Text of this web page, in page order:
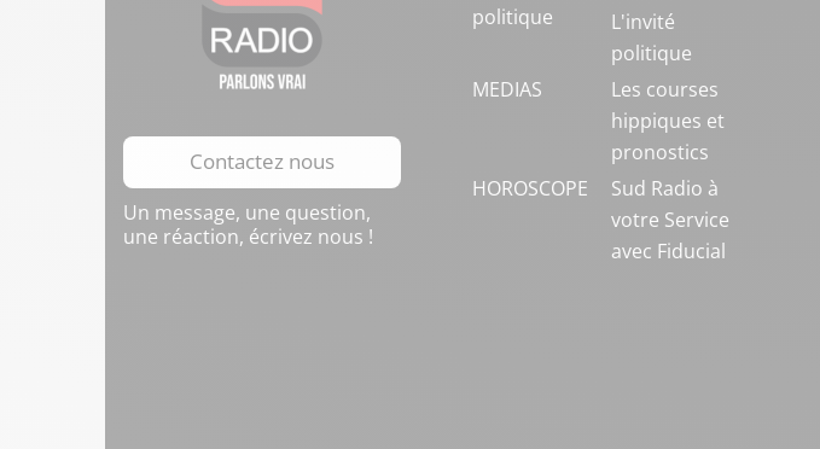
Contactez nous
Un message, une question,
une réaction, écrivez nous !
politique
L'invité
politique
MEDIAS
Les courses
hippiques et
pronostics
HOROSCOPE
Sud Radio à
votre Service
avec Fiducial